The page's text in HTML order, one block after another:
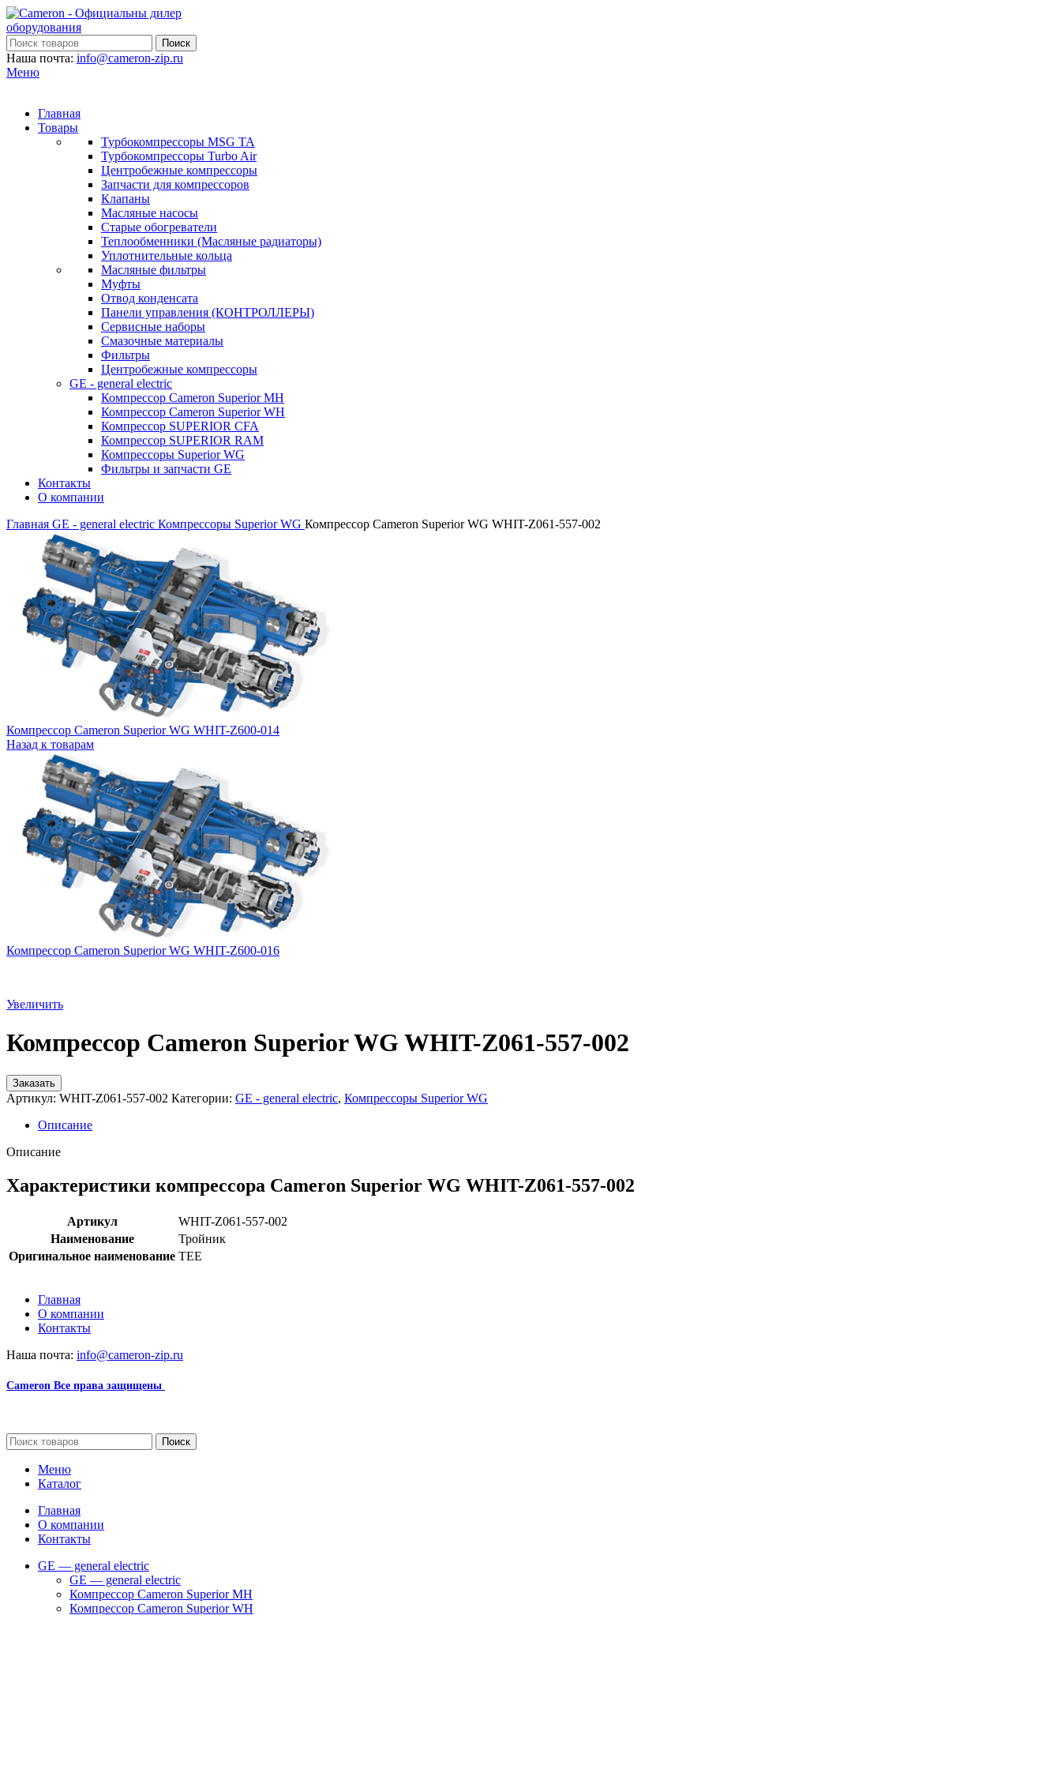
Поиск
Наша почта: info@cameron-zip.ru
Меню
Главная
Товары
Турбокомпрессоры MSG TA
Турбокомпрессоры Turbo Air
Центробежные компрессоры
Запчасти для компрессоров
Клапаны
Масляные насосы
Старые обогреватели
Теплообменники (Масляные радиаторы)
Уплотнительные кольца
Масляные фильтры
Муфты
Отвод конденсата
Панели управления (КОНТРОЛЛЕРЫ)
Сервисные наборы
Смазочные материалы
Фильтры
Центробежные компрессоры
GE - general electric
Компрессор Cameron Superior MH
Компрессор Cameron Superior WH
Компрессор SUPERIOR CFA
Компрессор SUPERIOR RAM
Компрессоры Superior WG
Фильтры и запчасти GE
Контакты
О компании
Главная GE - general electric Компрессоры Superior WG Компрессор Cameron Superior WG WHIT-Z061-557-002
Компрессор Cameron Superior WG WHIT-Z600-014
Назад к товарам
Компрессор Cameron Superior WG WHIT-Z600-016
Увеличить
Компрессор Cameron Superior WG WHIT-Z061-557-002
Заказать
Артикул: WHIT-Z061-557-002 Категории: GE - general electric, Компрессоры Superior WG
Описание
Описание
Характеристики компрессора Cameron Superior WG WHIT-Z061-557-002
Артикул
WHIT-Z061-557-002
Наименование
Тройник
Оригинальное наименование TEE
Главная
О компании
Контакты
Наша почта: info@cameron-zip.ru
Cameron Все права защищены
Поиск
Меню
Каталог
Главная
О компании
Контакты
GE — general electric
GE — general electric
Компрессор Cameron Superior MH
Компрессор Cameron Superior WH